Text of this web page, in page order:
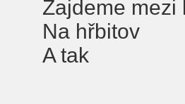
Zajdeme mezi
Na hřbitov
A tak